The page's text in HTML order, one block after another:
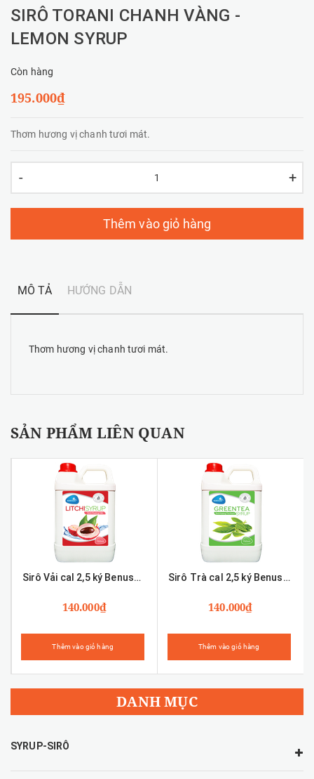
SIRÔ TORANI CHANH VÀNG -
LEMON SYRUP
Còn hàng
195.000₫
Thơm hương vị chanh tươi mát.
- +
Thêm vào giỏ hàng
MÔ TẢ HƯỚNG DẪN
Thơm hương vị chanh tươi mát.
SẢN PHẨM LIÊN QUAN
Sirô Vải cal 2,5 ký Benuscream
140.000₫
Thêm vào giỏ hàng
Sirô Trà cal 2,5 ký Benuscream
140.000₫
Thêm vào giỏ hàng
DANH MỤC
SYRUP-SIRÔ